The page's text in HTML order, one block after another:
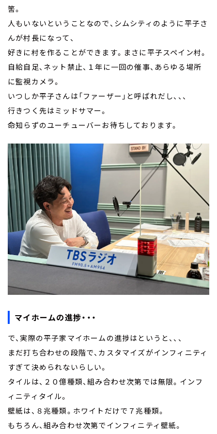
筈。
人もいないということなので、シムシティのように平子さ
んが村長になって、
好きに村を作ることができます。まさに平子スペイン村。
自給自足、ネット禁止、１年に一回の催事、あらゆる場所
に監視カメラ。
いつしか平子さんは「ファーザー」と呼ばれだし、、、
行きつく先はミッドサマー。
命知らずのユーチューバーお待ちしております。
マイホームの進捗・・・
で、実際の平子家マイホームの進捗はというと、、、
まだ打ち合わせの段階で、カスタマイズがインフィニティ
すぎて決められないらしい。
タイルは、２０億種類、組み合わせ次第では無限。インフ
ィニティタイル。
壁紙は、８兆種類。ホワイトだけで７兆種類。
もちろん、組み合わせ次第でインフィニティ壁紙。